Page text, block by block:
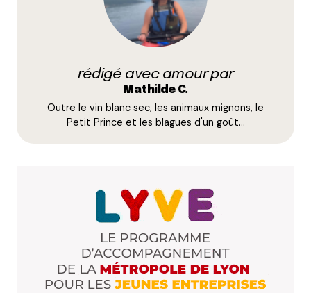
réputée pour son patron tonitruant, sa carte
authentique Breizh, et sa déco digne de surclasser
Effectivement, la carte et la déco sont vraiment
crêpes brulées ça fait flop !
30 janvier 2022 à 14 h 06 min
Avis partagé ! Tonnerre de Brest la meilleure de
29 mars 2025 à 9 h 51 min
rédigé avec amour par
Mathilde C.
Outre le vin blanc sec, les animaux mignons, le
Petit Prince et les blagues d'un goût…